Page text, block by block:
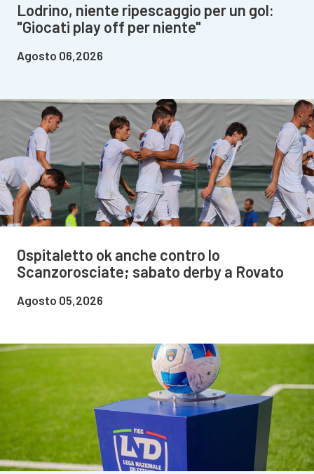
Lodrino, niente ripescaggio per un gol:
"Giocati play off per niente"
Agosto 06,2026
Ospitaletto ok anche contro lo
Scanzorosciate; sabato derby a Rovato
Agosto 05,2026